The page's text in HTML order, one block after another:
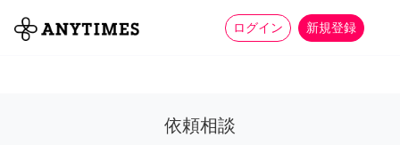
ログイン 新規登録
全て 家事 more_horiz
依頼相談